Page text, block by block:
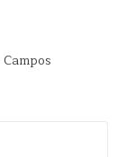
Campos